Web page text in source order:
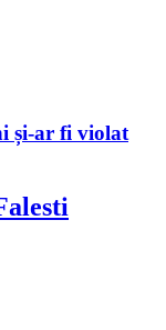
și-ar fi violat